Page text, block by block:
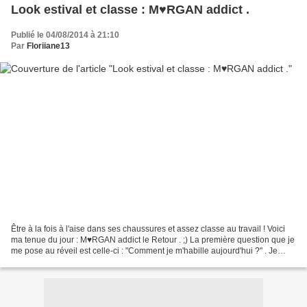
Look estival et classe : M♥RGAN addict .
Publié le 04/08/2014 à 21:10
Par Floriiane13
Être à la fois à l'aise dans ses chaussures et assez classe au travail ! Voici
ma tenue du jour : M♥RGAN addict le Retour . ;) La première question que je
me pose au réveil est celle-ci : "Comment je m'habille aujourd'hui ?" . Je